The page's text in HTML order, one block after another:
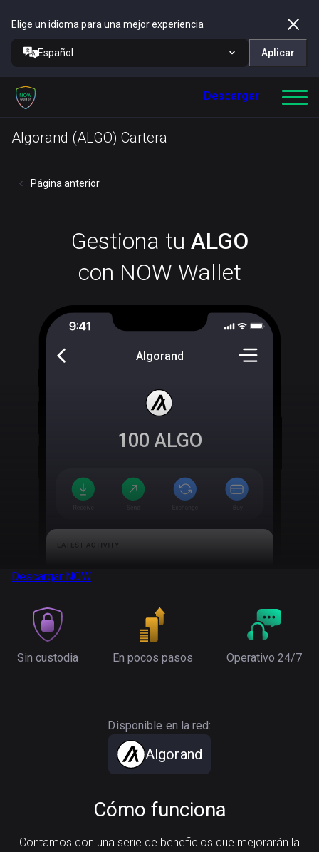
Elige un idioma para una mejor experiencia
Español Aplicar
Descargar
Algorand (ALGO) Cartera
Página anterior
Gestiona tu ALGO
con NOW Wallet
Algorand
100 ALGO
Descargar NOW
Sin custodia En pocos pasos Operativo 24/7
Disponible en la red:
Algorand
Cómo funciona
Contamos con una serie de beneficios que mejorarán la